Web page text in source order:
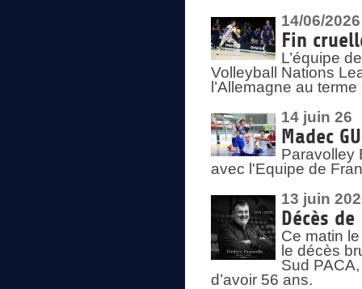
14/06/2026
Fin
L’équipe
Volleyball Nations
l’Allemagne au
14 juin 26
Madec
Paravolley
avec l'Equipe de
13 juin
Décès de
Ce matin
le décès
Sud
d’avoir 56 ans.